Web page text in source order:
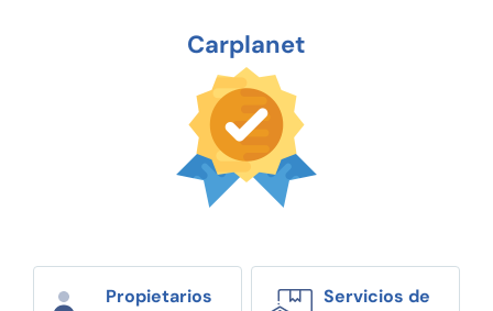
Carplanet
Propietarios
Servicios de